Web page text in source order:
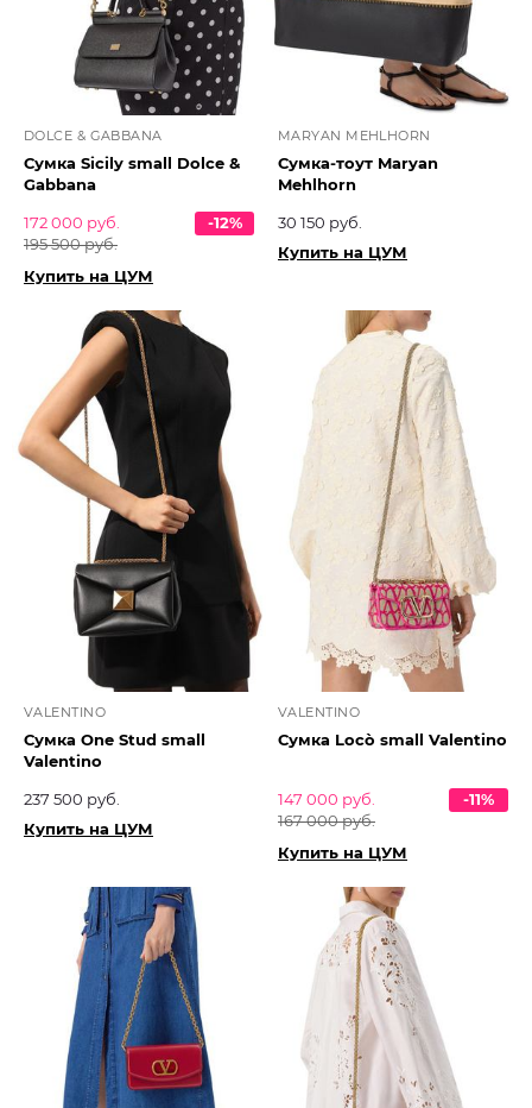
DOLCE & GABBANA
Сумка Sicily small Dolce &
Gabbana
172 000 руб.
195 500 руб.
-12%
Купить на ЦУМ
MARYAN MEHLHORN
Сумка-тоут Maryan
Mehlhorn
30 150 руб.
Купить на ЦУМ
VALENTINO
Сумка One Stud small
Valentino
237 500 руб.
Купить на ЦУМ
VALENTINO
Сумка Locò small Valentino
147 000 руб.
167 000 руб.
-11%
Купить на ЦУМ